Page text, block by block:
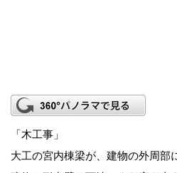
「木工事」
大工の宮内棟梁が、建物の外周部